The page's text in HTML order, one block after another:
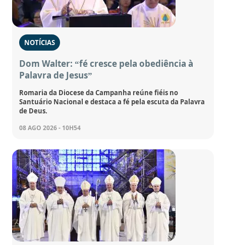
NOTÍCIAS
Dom Walter: “fé cresce pela obediência à
Palavra de Jesus”
Romaria da Diocese da Campanha reúne fiéis no
Santuário Nacional e destaca a fé pela escuta da Palavra
de Deus.
08 AGO 2026 - 10H54